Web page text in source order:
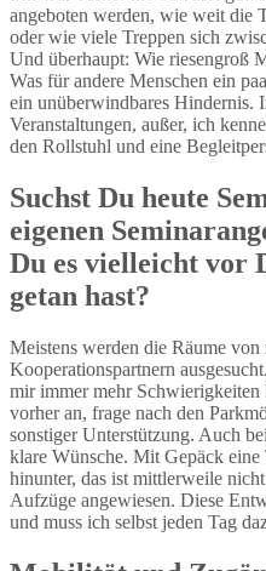
angeboten werden, wie weit die
oder wie viele Treppen sich
Und überhaupt: Wie riesengroß
Was für andere Menschen ein
ein unüberwindbares Hindernis.
Veranstaltungen, außer, ich
den Rollstuhl und eine
Suchst Du heute
eigenen
Du es vielleicht vor
getan hast?
Meistens werden die Räume
Kooperationspartnern
mir immer mehr
vorher an, frage nach den
sonstiger Unterstützung. Auch
klare Wünsche. Mit Gepäck
hinunter, das ist mittlerweile
Aufzüge angewiesen. Diese
und muss ich selbst jeden Tag